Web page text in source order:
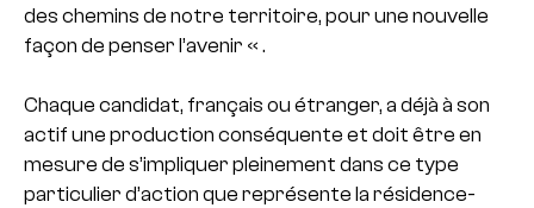
des chemins de notre territoire, pour une nouvelle
façon de penser l’avenir « .
Chaque candidat, français ou étranger, a déjà à son
actif une production conséquente et doit être en
mesure de s’impliquer pleinement dans ce type
particulier d’action que représente la résidence-